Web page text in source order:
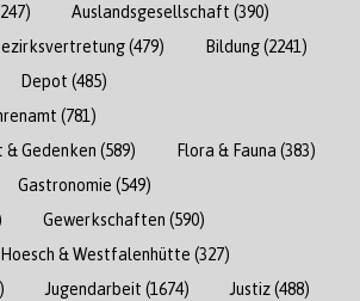
Auslandsgesellschaft (390)
(479) Bildung(2241)
Depot (485)
(781)
& Gedenken (589) Flora & Fauna (383)
Gastronomie (549)
Gewerkschaften (590)
Hoesch & Westfalenhütte (327)
Jugendarbeit (1674) Justiz(488)